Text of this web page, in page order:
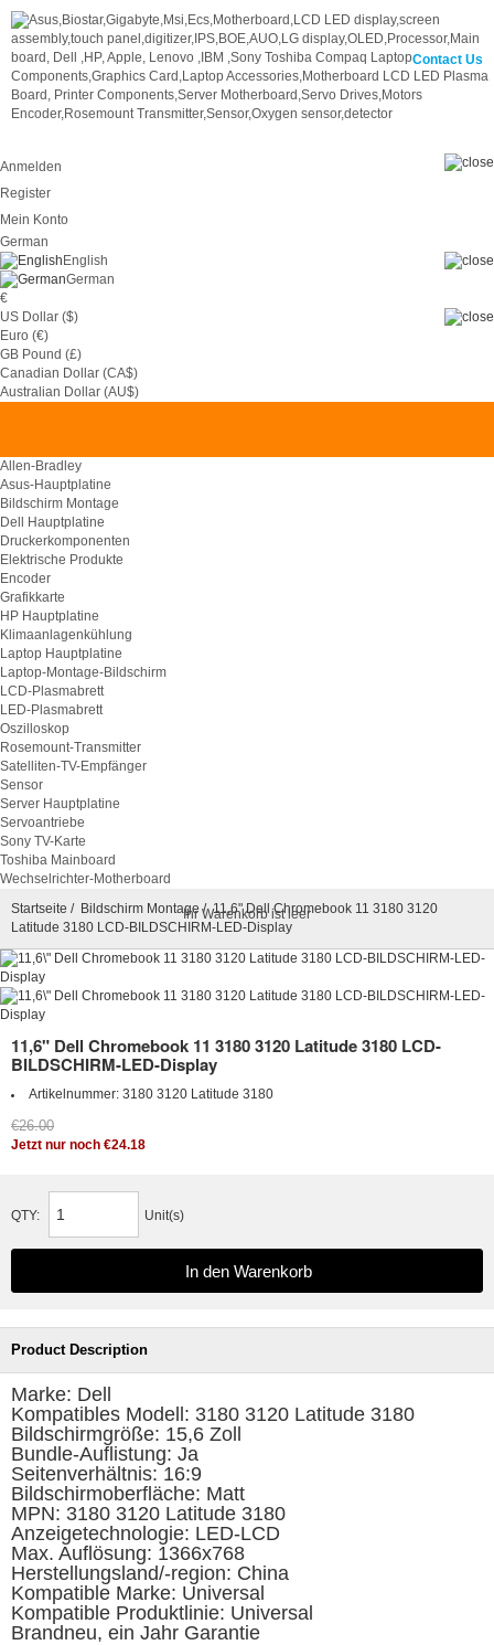
Anmelden
Register
Mein Konto
German
English
German
€
US Dollar ($)
Euro (€)
GB Pound (£)
Canadian Dollar (CA$)
Australian Dollar (AU$)
Contact Us
Allen-Bradley
Asus-Hauptplatine
Bildschirm Montage
Dell Hauptplatine
Druckerkomponenten
Elektrische Produkte
Encoder
Grafikkarte
HP Hauptplatine
Klimaanlagenkühlung
Laptop Hauptplatine
Laptop-Montage-Bildschirm
LCD-Plasmabrett
LED-Plasmabrett
Oszilloskop
Rosemount-Transmitter
Satelliten-TV-Empfänger
Sensor
Server Hauptplatine
Servoantriebe
Sony TV-Karte
Toshiba Mainboard
Wechselrichter-Motherboard
Ihr Warenkorb ist leer
Startseite / Bildschirm Montage / 11,6" Dell Chromebook 11 3180 3120
Latitude 3180 LCD-BILDSCHIRM-LED-Display
11,6" Dell Chromebook 11 3180 3120 Latitude 3180 LCD-
BILDSCHIRM-LED-Display
Artikelnummer: 3180 3120 Latitude 3180
€26.00
Jetzt nur noch €24.18
QTY: Unit(s)
Product Description
Marke: Dell
Kompatibles Modell: 3180 3120 Latitude 3180
Bildschirmgröße: 15,6 Zoll
Bundle-Auflistung: Ja
Seitenverhältnis: 16:9
Bildschirmoberfläche: Matt
MPN: 3180 3120 Latitude 3180
Anzeigetechnologie: LED-LCD
Max. Auflösung: 1366x768
Herstellungsland/-region: China
Kompatible Marke: Universal
Kompatible Produktlinie: Universal
Brandneu, ein Jahr Garantie